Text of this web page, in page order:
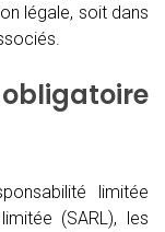
légale, soit dans
limitée
(SARL), les